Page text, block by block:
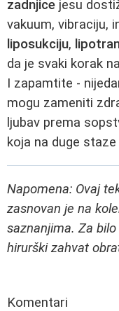
zadnjice jesu
vakuum, vibraciju,
liposukciju,
da je svaki korak
I zapamtite -
mogu zameniti
ljubav prema
koja na duge
Napomena: Ovaj
zasnovan je na
saznanjima. Za
hirurški zahvat
Komentari